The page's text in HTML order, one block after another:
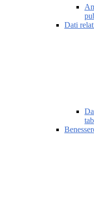
Dati